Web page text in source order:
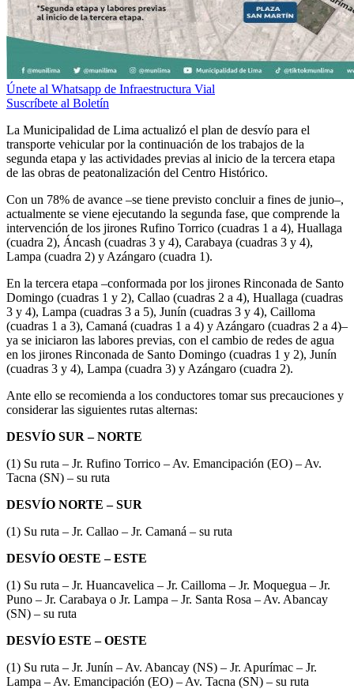
Únete al Whatsapp de Infraestructura Vial
Suscríbete al Boletín
La Municipalidad de Lima actualizó el plan de desvío para el
transporte vehicular por la continuación de los trabajos de la
segunda etapa y las actividades previas al inicio de la tercera etapa
de las obras de peatonalización del Centro Histórico.
Con un 78% de avance –se tiene previsto concluir a fines de junio–,
actualmente se viene ejecutando la segunda fase, que comprende la
intervención de los jirones Rufino Torrico (cuadras 1 a 4), Huallaga
(cuadra 2), Áncash (cuadras 3 y 4), Carabaya (cuadras 3 y 4),
Lampa (cuadra 2) y Azángaro (cuadra 1).
En la tercera etapa –conformada por los jirones Rinconada de Santo
Domingo (cuadras 1 y 2), Callao (cuadras 2 a 4), Huallaga (cuadras
3 y 4), Lampa (cuadras 3 a 5), Junín (cuadras 3 y 4), Cailloma
(cuadras 1 a 3), Camaná (cuadras 1 a 4) y Azángaro (cuadras 2 a 4)–
ya se iniciaron las labores previas, con el cambio de redes de agua
en los jirones Rinconada de Santo Domingo (cuadras 1 y 2), Junín
(cuadras 3 y 4), Lampa (cuadra 3) y Azángaro (cuadra 2).
Ante ello se recomienda a los conductores tomar sus precauciones y
considerar las siguientes rutas alternas:
DESVÍO SUR – NORTE
(1) Su ruta – Jr. Rufino Torrico – Av. Emancipación (EO) – Av.
Tacna (SN) – su ruta
DESVÍO NORTE – SUR
(1) Su ruta – Jr. Callao – Jr. Camaná – su ruta
DESVÍO OESTE – ESTE
(1) Su ruta – Jr. Huancavelica – Jr. Cailloma – Jr. Moquegua – Jr.
Puno – Jr. Carabaya o Jr. Lampa – Jr. Santa Rosa – Av. Abancay
(SN) – su ruta
DESVÍO ESTE – OESTE
(1) Su ruta – Jr. Junín – Av. Abancay (NS) – Jr. Apurímac – Jr.
Lampa – Av. Emancipación (EO) – Av. Tacna (SN) – su ruta